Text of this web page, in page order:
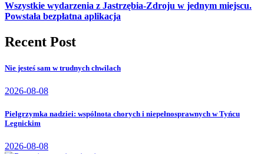
Wszystkie wydarzenia z Jastrzębia-Zdroju w jednym miejscu.
Powstała bezpłatna aplikacja
Recent Post
Nie jesteś sam w trudnych chwilach
2026-08-08
Pielgrzymka nadziei: wspólnota chorych i niepełnosprawnych w Tyńcu
Legnickim
2026-08-08